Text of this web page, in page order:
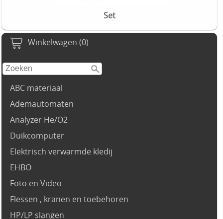
Winkelwagen (0)
ABC materiaal
Ademautomaten
Analyzer He/O2
Duikcomputer
Elektrisch verwarmde kledij
EHBO
Foto en Video
Flessen , kranen en toebehoren
HP/LP slangen
Set